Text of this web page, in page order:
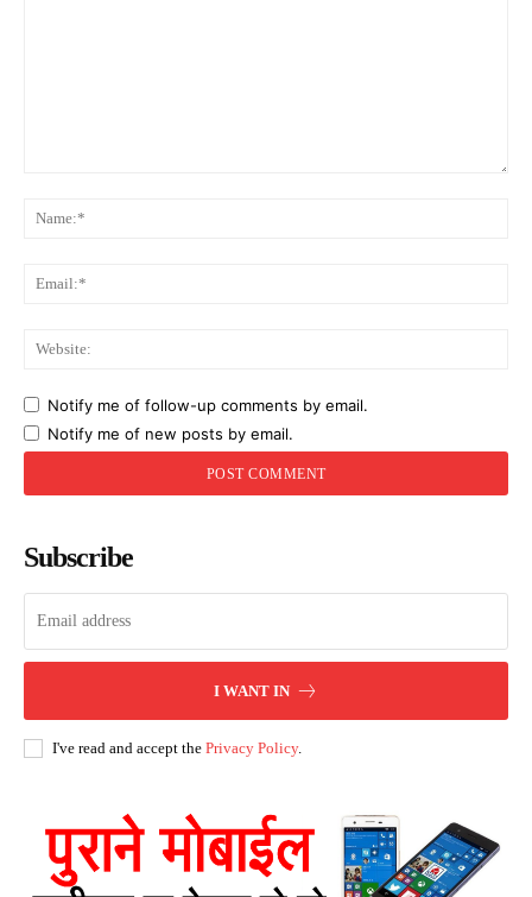
Notify me of follow-up comments by email.
Notify me of new posts by email.
Subscribe
I WANT IN
I've read and accept the Privacy Policy.